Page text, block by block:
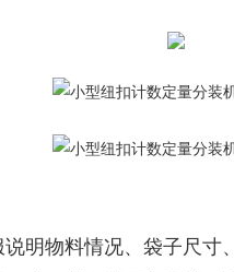
明物料情况、袋子尺